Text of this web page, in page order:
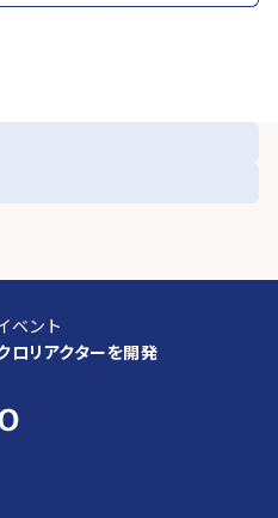
ベント
ロリアクターを開発